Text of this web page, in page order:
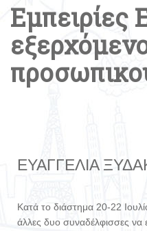
Εμπειρίες
ΕΥΑΓΓΕΛΊΑ
Κατά το διάστημα 20-22
άλλες δυο συναδέλφισσες